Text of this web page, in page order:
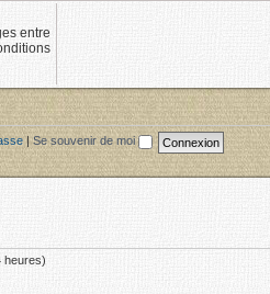
entre
| Se souvenir de moi
heures)